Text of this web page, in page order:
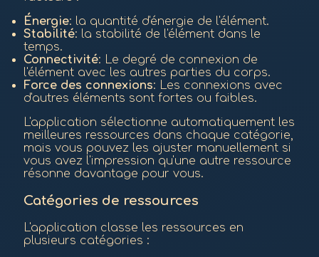
Énergie: la quantité d'énergie de l'élément.
Stabilité: la stabilité de l'élément dans le
temps.
Connectivité: Le degré de connexion de
l'élément avec les autres parties du corps.
Force des connexions: Les connexions avec
d'autres éléments sont fortes ou faibles.
L'application sélectionne automatiquement les
meilleures ressources dans chaque catégorie,
mais vous pouvez les ajuster manuellement si
vous avez l'impression qu'une autre ressource
résonne davantage pour vous.
Catégories de ressources
L'application classe les ressources en
plusieurs catégories :